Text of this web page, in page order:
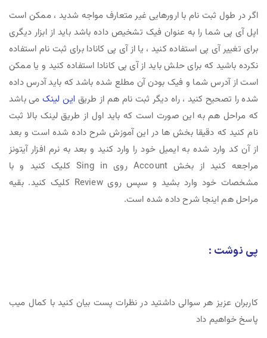
اگر در طول ثبت نام با ارورهایی غیر متعارف مواجه شدید ، ممکن است
اپل آی پی شما را به عنوان فیک تشخیص داده باشد باید از ابزار دیگری
برای تغییر آی پی استفاده کنید ، یا از آی پی کانادا برای ثبت نام استفاده
نکرده باشید که برای حلش باید از آی پی کانادا استفاده کنید و یا ممکن
است از آدرس شما و فیک بودن آن مطلع شده باشد که باید آدرس داده
شده را تصحیح کنید ، راه دیگر ثبت نام هم از طریق این لینکمی باشد
که مراحل هم به این صورت است که باید اول از طریق لینک بالا ثبت
نام کنید که دقیقا بخش ها در این آموزش شرح داده شده است و بعد
از آن کد وارد شده به ایمیل خود را وارد کنید و بعد به نرم افزار آیتونز
مراجعه کنید از بخش Account روی Sing in کلیک کنید و با
مشخصات خود وارد بشید و سپس روی Review کلیک کنید. بقیه
مراحل هم اینجا شرح داده شده است.
پی نوشت :
کاربران عزیز هر سوالی داشتید در نظرات پست بیان کنید با کمال میب
پاسخ خواهیم داد